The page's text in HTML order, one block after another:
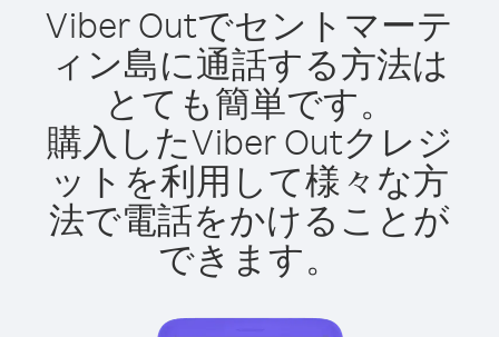
Viber Outでセントマーテ
ィン島に通話する方法は
とても簡単です。
購入したViber Outクレジ
ットを利用して様々な方
法で電話をかけることが
できます。